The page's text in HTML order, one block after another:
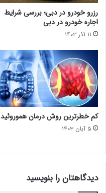
رزرو خودرو در دبی؛ بررسی شرایط
اجاره خودرو در دبی
۱۱ آذر ۱۴۰۳
کم خطرترین روش درمان هموروئید
۵ آبان ۱۴۰۳
دیدگاهتان را بنویسید